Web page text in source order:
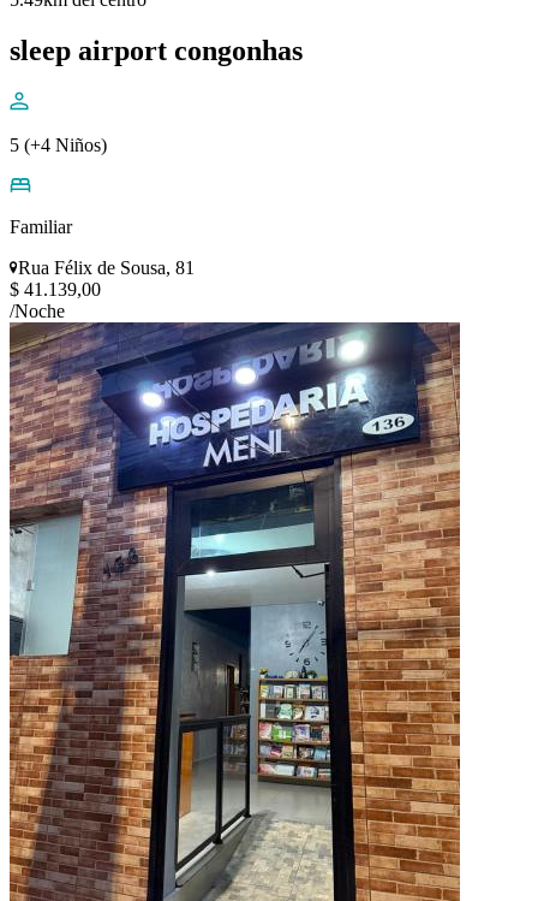
sleep airport congonhas
5 (+4 Niños)
Familiar
Rua Félix de Sousa, 81
$ 41.139,00
/Noche